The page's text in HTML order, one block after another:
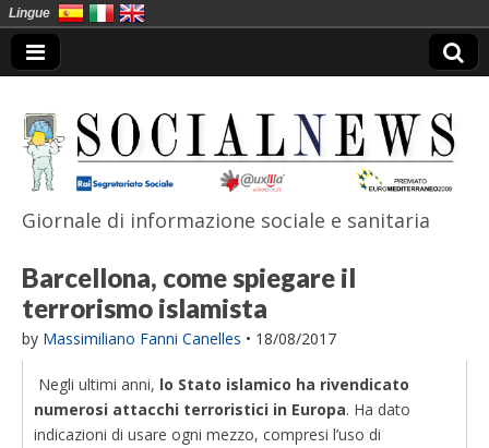
SocialNews
Giornale di informazione sociale e sanitaria
Barcellona, come spiegare il
terrorismo islamista
by Massimiliano Fanni Canelles • 18/08/2017
Negli ultimi anni, lo Stato islamico ha rivendicato
numerosi attacchi terroristici in Europa. Ha dato
indicazioni di usare ogni mezzo, compresi l’uso di
Lingue